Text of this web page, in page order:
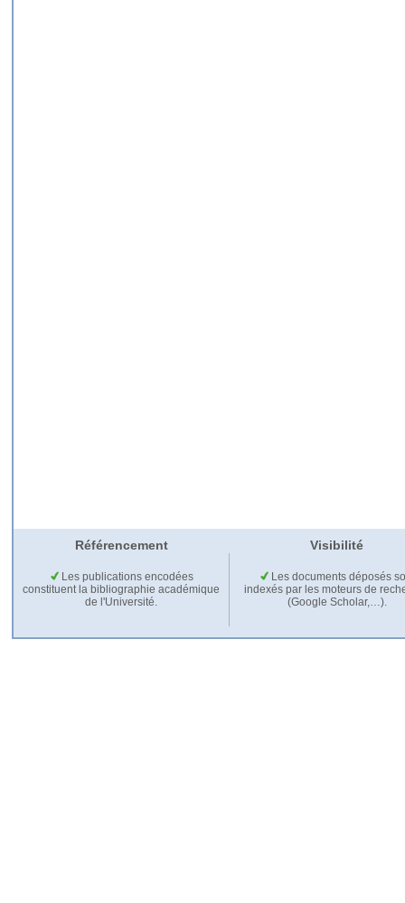
Référencement Visibilité
Les publications encodées
constituent la bibliographie académique
de l'Université.
Les documents déposés
indexés par les moteurs de
(Google Scholar,…).